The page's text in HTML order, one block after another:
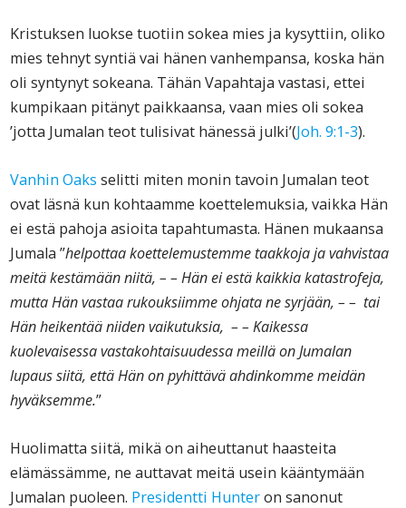
Kristuksen luokse tuotiin sokea mies ja kysyttiin, oliko
mies tehnyt syntiä vai hänen vanhempansa, koska hän
oli syntynyt sokeana. Tähän Vapahtaja vastasi, ettei
kumpikaan pitänyt paikkaansa, vaan mies oli sokea
’jotta Jumalan teot tulisivat hänessä julki’(Joh. 9:1-3).
Vanhin Oaks selitti miten monin tavoin Jumalan teot
ovat läsnä kun kohtaamme koettelemuksia, vaikka Hän
ei estä pahoja asioita tapahtumasta. Hänen mukaansa
Jumala ”helpottaa koettelemustemme taakkoja ja vahvistaa
meitä kestämään niitä, – – Hän ei estä kaikkia katastrofeja,
mutta Hän vastaa rukouksiimme ohjata ne syrjään, – – tai
Hän heikentää niiden vaikutuksia, – – Kaikessa
kuolevaisessa vastakohtaisuudessa meillä on Jumalan
lupaus siitä, että Hän on pyhittävä ahdinkomme meidän
hyväksemme.”
Huolimatta siitä, mikä on aiheuttanut haasteita
elämässämme, ne auttavat meitä usein kääntymään
Jumalan puoleen. Presidentti Hunteron sanonut